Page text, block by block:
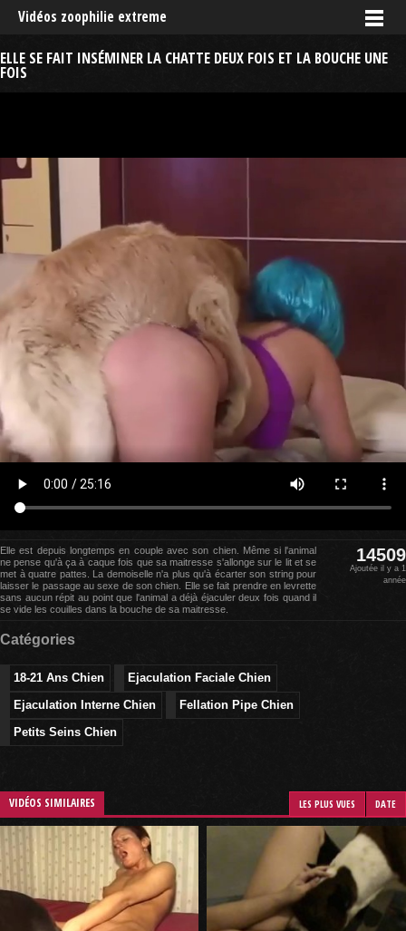
Vidéos zoophilie extreme
ELLE SE FAIT INSÉMINER LA CHATTE DEUX FOIS ET LA BOUCHE UNE
FOIS
Elle est depuis longtemps en couple avec son chien. Même si l'animal
ne pense qu'à ça à caque fois que sa maitresse s'allonge sur le lit et se
met à quatre pattes. La demoiselle n'a plus qu'à écarter son string pour
laisser le passage au sexe de son chien. Elle se fait prendre en levrette
sans aucun répit au point que l'animal a déjà éjaculer deux fois quand il
se vide les couilles dans la bouche de sa maitresse.
14509
Ajoutée il y a 1
année
Catégories
18-21 Ans Chien
Ejaculation Faciale Chien
Ejaculation Interne Chien
Fellation Pipe Chien
Petits Seins Chien
VIDÉOS SIMILAIRES LES PLUS VUES DATE